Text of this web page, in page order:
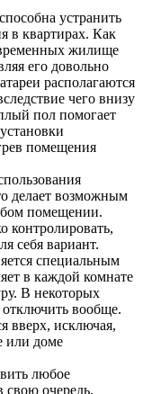
устранить
в квартирах. Как
жилище
его довольно
располагаются
чего внизу
пол помогает
помещения
делает возможным
помещении.
контролировать,
себя вариант.
специальным
в каждой комнате
В некоторых
вообще.
вверх, исключая,
или доме
любое
очередь,